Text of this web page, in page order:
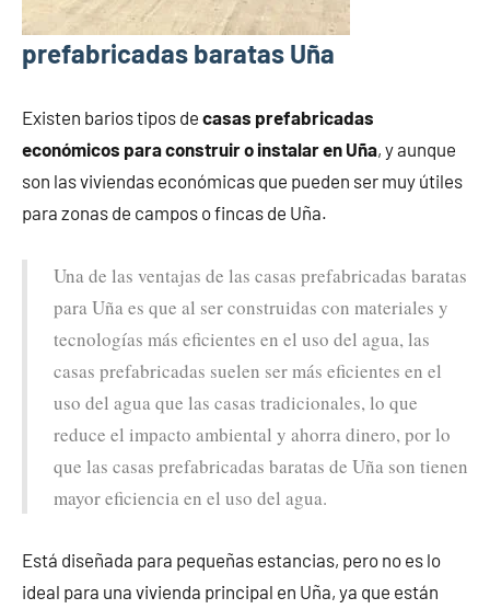
prefabricadas baratas Uña
Existen barios tipos de casas prefabricadas
económicos para construir o instalar en Uña, y aunque
son las viviendas económicas que pueden ser muy útiles
para zonas de campos o fincas de Uña.
Una de las ventajas de las casas prefabricadas baratas
para Uña es que al ser construidas con materiales y
tecnologías más eficientes en el uso del agua, las
casas prefabricadas suelen ser más eficientes en el
uso del agua que las casas tradicionales, lo que
reduce el impacto ambiental y ahorra dinero, por lo
que las casas prefabricadas baratas de Uña son tienen
mayor eficiencia en el uso del agua.
Está diseñada para pequeñas estancias, pero no es lo
ideal para una vivienda principal en Uña, ya que están